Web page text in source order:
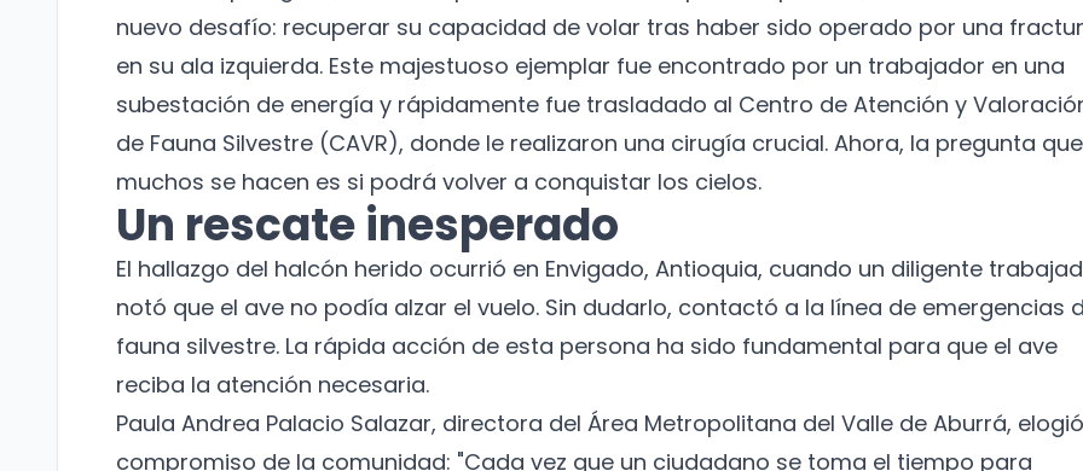
nuevo desafío: recuperar su capacidad de volar tras haber sido operado por una
en su ala izquierda. Este majestuoso ejemplar fue encontrado por un trabajador en una
subestación de energía y rápidamente fue trasladado al Centro de Atención y
de Fauna Silvestre (CAVR), donde le realizaron una cirugía crucial. Ahora, la pregunta que
muchos se hacen es si podrá volver a conquistar los cielos.
Un rescate inesperado
El hallazgo del halcón herido ocurrió en Envigado, Antioquia, cuando un diligente
notó que el ave no podía alzar el vuelo. Sin dudarlo, contactó a la línea de emergencias
fauna silvestre. La rápida acción de esta persona ha sido fundamental para que el ave
reciba la atención necesaria.
Paula Andrea Palacio Salazar, directora del Área Metropolitana del Valle de Aburrá,
compromiso de la comunidad: "Cada vez que un ciudadano se toma el tiempo para